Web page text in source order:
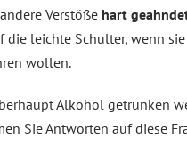
Verstöße hart
die leichte Schulter, wenn
wollen.
Alkohol getrunken
Sie Antworten auf diese